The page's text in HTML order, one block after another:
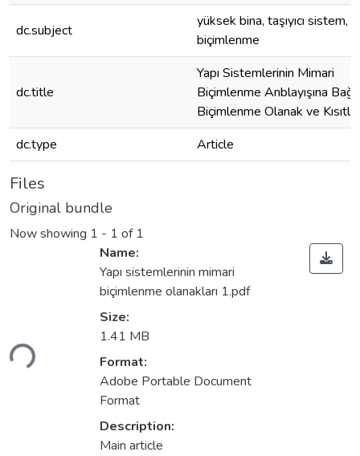
dc.subject
yüksek bina, taşıyıcı sistem,
biçimlenme
dc.title
Yapı Sistemlerinin Mimari
Biçimlenme Anblayışına Bağlı
Biçimlenme Olanak ve
dc.type
Article
Files
Original bundle
Now showing 1 - 1 of 1
Name:
Yapı sistemlerinin mimari
biçimlenme olanakları 1.pdf
Size:
1.41 MB
Format:
Adobe Portable Document
Format
Description:
Main article